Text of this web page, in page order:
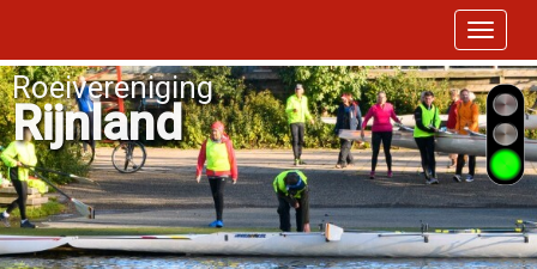
Toggle
Roeivereniging
Rijnland